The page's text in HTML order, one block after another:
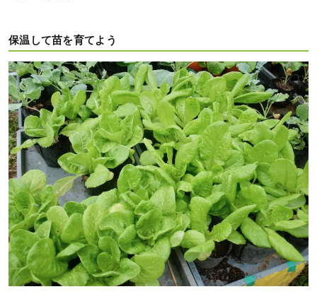
保温して苗を育てよう